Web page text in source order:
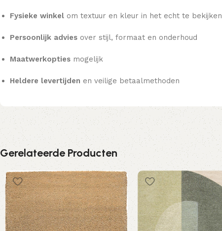
Fysieke winkel om textuur en kleur in het echt te bekijken
Persoonlijk advies over stijl, formaat en onderhoud
Maatwerkopties mogelijk
Heldere levertijden en veilige betaalmethoden
Gerelateerde Producten